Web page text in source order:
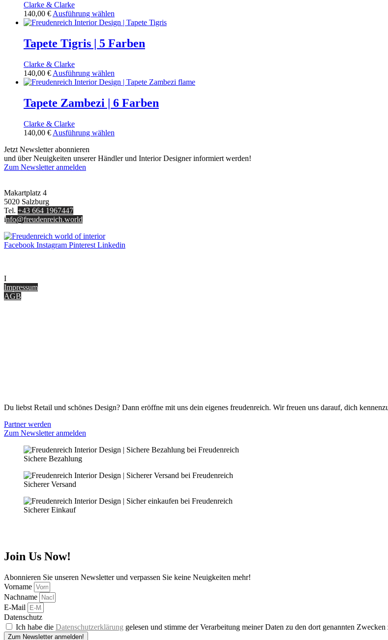
Optionen
können
der
Produktseite
Clarke & Clarke
140,00 € Ausführung wählen
Produkt
mehrere
Varianten
Optionen
können
der
Produktseite
Tapete Tigris | 5 Farben
Clarke & Clarke
140,00 € Ausführung wählen
Produkt
mehrere
Varianten
Optionen
der
Tapete Zambezi | 6 Farben
Clarke & Clarke
140,00 € Ausführung wählen
mehrere
werden
Jetzt Newsletter abonnieren
und über Neuigkeiten unserer Händler und Interior Designer informiert werden!
Zum Newsletter anmelden
Makartplatz 4
5020 Salzburg
Tel. +43 664 1967447
info@freudenreich.world
Facebook Instagram Pinterest Linkedin
I
Impressum
AGB
Du liebst Retail und schönes Design? Dann eröffne mit uns dein eigenes freudenreich. Wir freuen uns darauf, dich
Partner werden
Zum Newsletter anmelden
Sichere Bezahlung
Sicherer Versand
Sicherer Einkauf
Join Us Now!
Abonnieren Sie unseren Newsletter und verpassen Sie keine Neuigkeiten mehr!
Vorname
Nachname
E-Mail
Datenschutz
Ich habe die Datenschutzerklärung gelesen und stimme der Verarbeitung meiner Daten zu den dort genannten Zwecken
Zum Newsletter anmelden!